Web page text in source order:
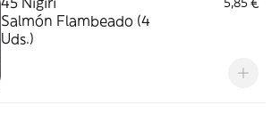
Salmón Flambeado (4
Uds.)